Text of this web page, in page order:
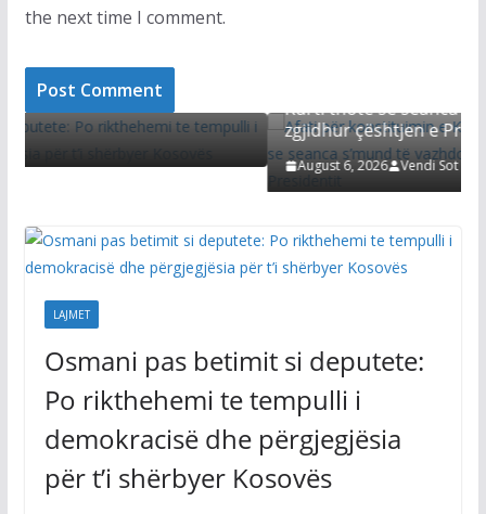
the next time I comment.
t’i
Afati për konstituimin e Kuvendit skadon
Kurti thotë se seanca s’mund të vazhdojë pa e
zgjidhur çështjen e Presidentit
August 6, 2026 Vendi Sot
LAJMET
Osmani pas betimit si deputete:
Po rikthehemi te tempulli i
demokracisë dhe përgjegjësia
për t’i shërbyer Kosovës